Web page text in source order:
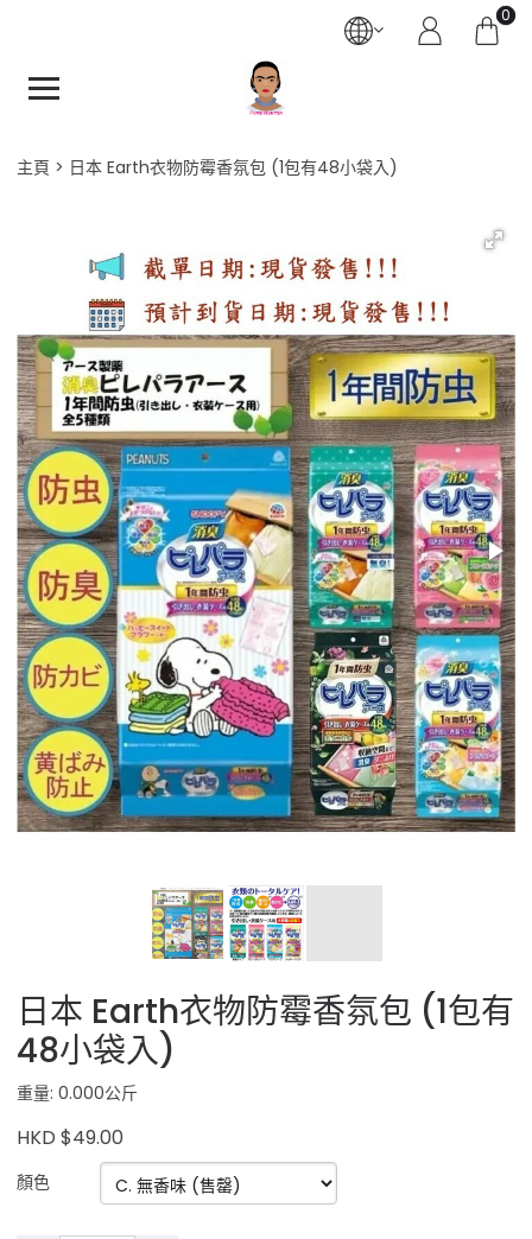
0
主頁 日本 Earth衣物防霉香氛包 (1包有48小袋入)
日本 Earth衣物防霉香氛包 (1包有
48小袋入)
重量: 0.000公斤
HKD $49.00
顏色